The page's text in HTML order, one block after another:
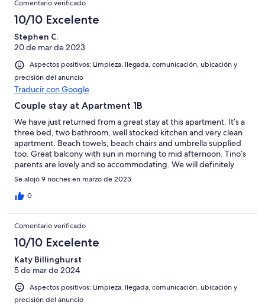
Comentario verificado
10/10 Excelente
Stephen C.
20 de mar de 2023
Aspectos positivos: Limpieza, llegada, comunicación, ubicación y
precisión del anuncio
Traducir con Google
Couple stay at Apartment 1B
We have just returned from a great stay at this apartment. It’s a
three bed, two bathroom, well stocked kitchen and very clean
apartment. Beach towels, beach chairs and umbrella supplied
too. Great balcony with sun in morning to mid afternoon. Tino’s
parents are lovely and so accommodating. We will definitely
return again. Highly recommended.
Se alojó 9 noches en marzo de 2023
0
Comentario verificado
10/10 Excelente
Katy Billinghurst
5 de mar de 2024
Aspectos positivos: Limpieza, llegada, comunicación, ubicación y
precisión del anuncio